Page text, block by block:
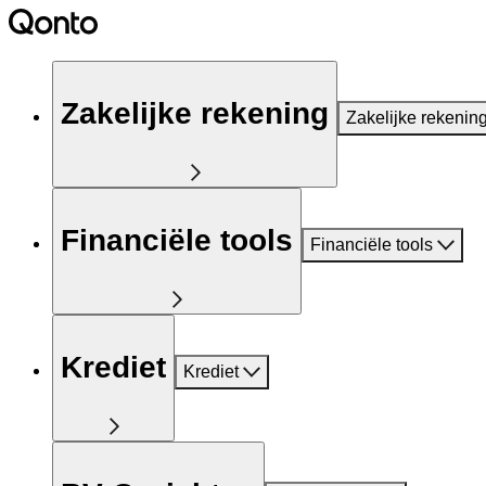
Zakelijke rekening Zakelijke
Financiële tools Financiële tools
Krediet Krediet